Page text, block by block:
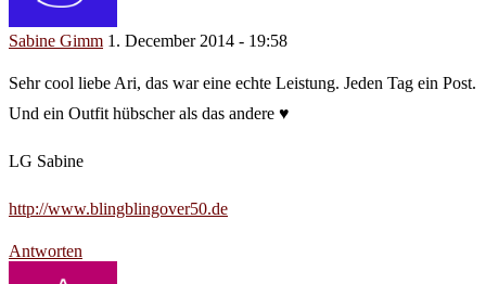
Sabine Gimm 1. December 2014 - 19:58
Sehr cool liebe Ari, das war eine echte Leistung. Jeden Tag ein Post.
Und ein Outfit hübscher als das andere ♥
LG Sabine
http://www.blingblingover50.de
Antworten